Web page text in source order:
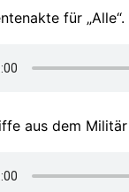
für
aus dem